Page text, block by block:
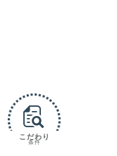
こだわり
条件